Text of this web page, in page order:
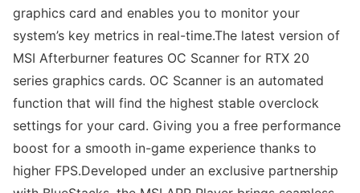
graphics card and enables you to monitor your
system’s key metrics in real-time.The latest version of
MSI Afterburner features OC Scanner for RTX 20
series graphics cards. OC Scanner is an automated
function that will find the highest stable overclock
settings for your card. Giving you a free performance
boost for a smooth in-game experience thanks to
higher FPS.Developed under an exclusive partnership